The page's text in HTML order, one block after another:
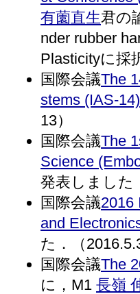
有薗直生君の
nder rubber
Plasticityに採
国際会議The
stems (IAS-14)
13）
国際会議The
Science
発表しました
国際会議2016
and
た．（
国際会議The
に，M1 長嶺